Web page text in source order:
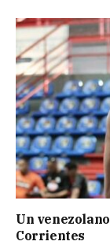
Un
Corrientes